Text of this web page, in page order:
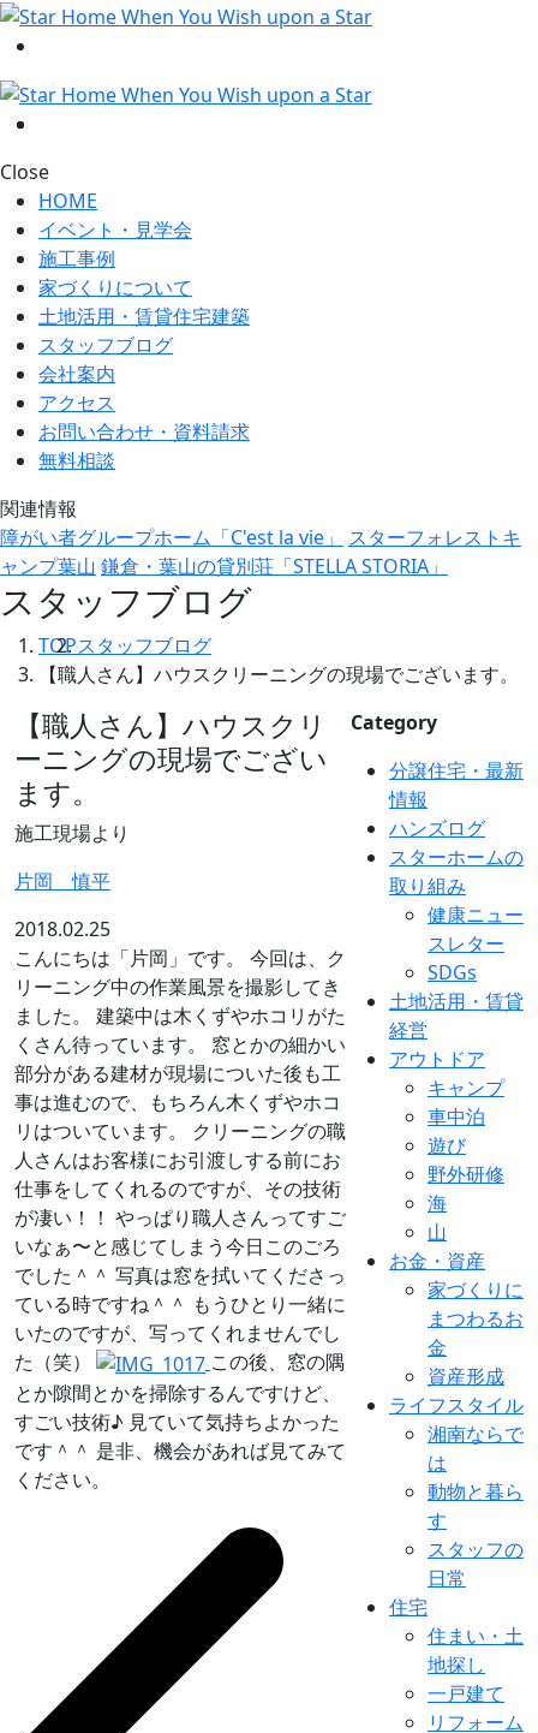
Close
HOME
イベント・見学会
施工事例
家づくりについて
土地活用・賃貸住宅建築
スタッフブログ
会社案内
アクセス
お問い合わせ・資料請求
無料相談
関連情報
障がい者グループホーム「C'est la vie」
スターフォレストキ
ャンプ葉山 鎌倉・葉山の貸別荘「STELLA STORIA」
スタッフブログ
TOPスタッフブログ
【職人さん】ハウスクリーニングの現場でございます。
【職人さん】ハウスクリ
ーニングの現場でござい
ます。
施工現場より
片岡 慎平
2018.02.25
こんにちは「片岡」です。 今回は、ク
リーニング中の作業風景を撮影してき
ました。 建築中は木くずやホコリがた
くさん待っています。 窓とかの細かい
部分がある建材が現場についた後も工
事は進むので、もちろん木くずやホコ
リはついています。 クリーニングの職
人さんはお客様にお引渡しする前にお
仕事をしてくれるのですが、その技術
が凄い！！ やっぱり職人さんってすご
いなぁ〜と感じてしまう今日このごろ
でした＾＾ 写真は窓を拭いてくださっ
ている時ですね＾＾ もうひとり一緒に
いたのですが、写ってくれませんでし
た（笑）
この後、窓の隅
とか隙間とかを掃除するんですけど、
すごい技術♪ 見ていて気持ちよかった
です＾＾ 是非、機会があれば見てみて
ください。
Category
分譲住宅・最新
情報
ハンズログ
スターホームの
取り組み
健康ニュー
スレター
SDGs
土地活用・賃貸
経営
アウトドア
キャンプ
車中泊
遊び
野外研修
海
山
お金・資産
家づくりに
まつわるお
金
資産形成
ライフスタイル
湘南ならで
は
動物と暮ら
す
スタッフの
日常
住宅
住まい・土
地探し
一戸建て
リフォーム